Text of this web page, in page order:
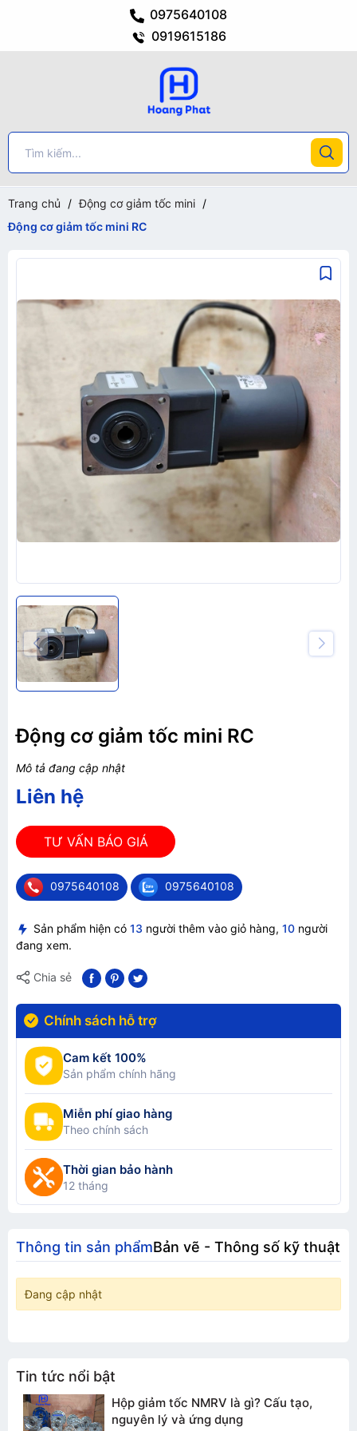
0975640108
0919615186
Trang chủ / Động cơ giảm tốc mini /
Động cơ giảm tốc mini RC
Động cơ giảm tốc mini RC
Mô tả đang cập nhật
Liên hệ
TƯ VẤN BÁO GIÁ
0975640108 0975640108
Sản phẩm hiện có 13 người thêm vào giỏ hàng, 10 người
đang xem.
Chia sẻ
Chính sách hỗ trợ
Cam kết 100%
Sản phẩm chính hãng
Miễn phí giao hàng
Theo chính sách
Thời gian bảo hành
12 tháng
Thông tin sản phẩmBản vẽ - Thông số kỹ thuật
Đang cập nhật
Tin tức nổi bật
Hộp giảm tốc NMRV là gì? Cấu tạo,
nguyên lý và ứng dụng